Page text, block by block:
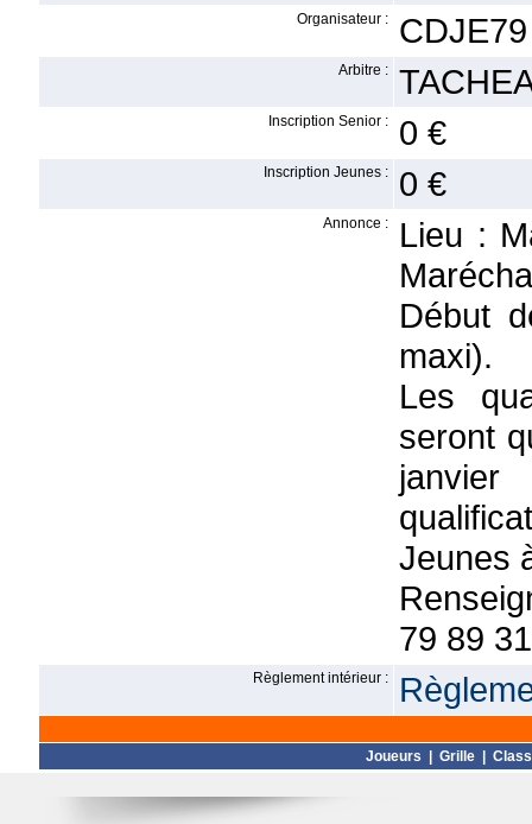
Organisateur : CDJE79
Arbitre :
Inscription Senior : 0 €
Inscription Jeunes : 0 €
Annonce :
Lieu :
Début
maxi).
Les
seront
janvier
Jeunes
79 89
Règlement intérieur :
Joueurs Grille